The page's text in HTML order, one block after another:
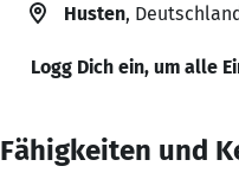
Husten,
Logg Dich ein, um alle
Fähigkeiten und